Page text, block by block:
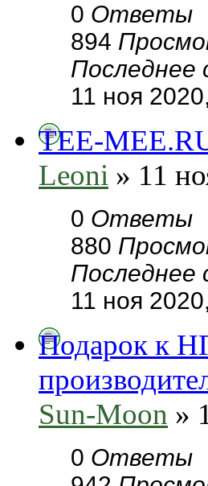
0 Ответы
894
Последнее
11 ноя
TEE-
Leoni » 11
0 Ответы
880
Последнее
11 ноя
Подарок к
Sun-Moon »
0 Ответы